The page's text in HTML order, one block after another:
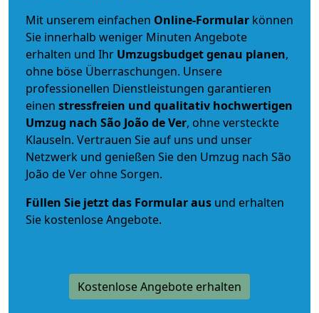
Mit unserem einfachen Online-Formular können
Sie innerhalb weniger Minuten Angebote
erhalten und Ihr Umzugsbudgetgenau planen,
ohne böse Überraschungen. Unsere
professionellen Dienstleistungen garantieren
einen stressfreien und qualitativ hochwertigen
Umzug nach São João de Ver, ohne versteckte
Klauseln. Vertrauen Sie auf uns und unser
Netzwerk und genießen Sie den Umzug nach São
João de Ver ohne Sorgen.
Füllen Sie jetzt das Formular aus und erhalten
Sie kostenlose Angebote.
Kostenlose Angebote erhalten